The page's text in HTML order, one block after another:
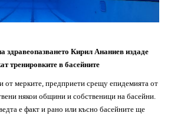
здравеопазването Кирил Ананиев издаде
тренировките в басейните
от мерките, предприети срещу епидемията от
някои общини и собственици на басейни.
е факт и рано или късно басейните ще